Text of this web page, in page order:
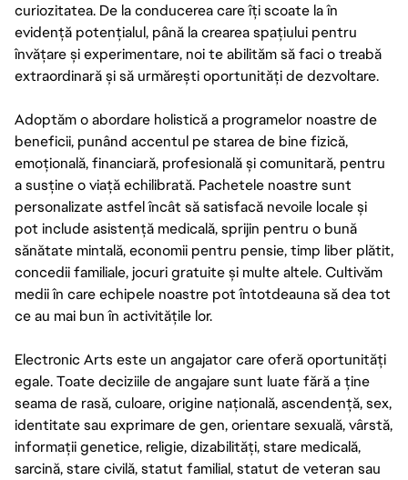
curiozitatea. De la conducerea care îți scoate la în
evidență potențialul, până la crearea spațiului pentru
învățare și experimentare, noi te abilităm să faci o treabă
extraordinară și să urmărești oportunități de dezvoltare.
Adoptăm o abordare holistică a programelor noastre de
beneficii, punând accentul pe starea de bine fizică,
emoțională, financiară, profesională și comunitară, pentru
a susține o viață echilibrată. Pachetele noastre sunt
personalizate astfel încât să satisfacă nevoile locale și
pot include asistență medicală, sprijin pentru o bună
sănătate mintală, economii pentru pensie, timp liber plătit,
concedii familiale, jocuri gratuite și multe altele. Cultivăm
medii în care echipele noastre pot întotdeauna să dea tot
ce au mai bun în activitățile lor.
Electronic Arts este un angajator care oferă oportunități
egale. Toate deciziile de angajare sunt luate fără a ține
seama de rasă, culoare, origine națională, ascendență, sex,
identitate sau exprimare de gen, orientare sexuală, vârstă,
informații genetice, religie, dizabilități, stare medicală,
sarcină, stare civilă, statut familial, statut de veteran sau